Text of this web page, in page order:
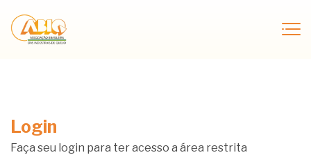
Login
Faça seu login para ter acesso a área restrita